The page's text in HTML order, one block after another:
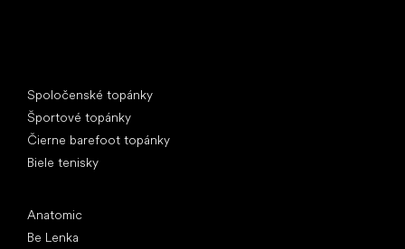
Spoločenské topánky
Športové topánky
Čierne barefoot topánky
Biele tenisky
Anatomic
Be Lenka